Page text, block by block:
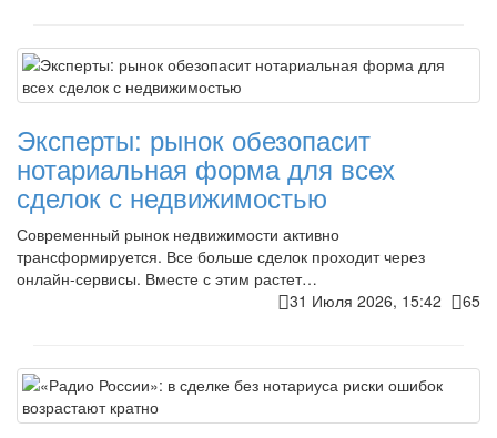
Эксперты: рынок обезопасит
нотариальная форма для всех
сделок с недвижимостью
Современный рынок недвижимости активно
трансформируется. Все больше сделок проходит через
онлайн-сервисы. Вместе с этим растет…
31 Июля 2026, 15:42
65